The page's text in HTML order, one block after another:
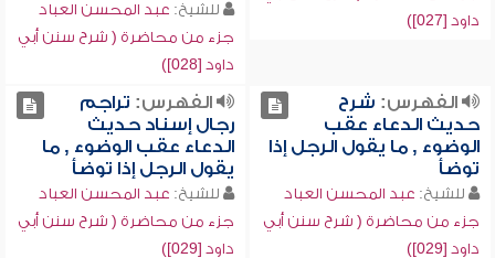
داود [027])
للشيخ: عبد المحسن العباد
جزء من محاضرة ( شرح سنن أبي
داود [028])
الفهرس: شرح
حديث الدعاء عقب
الوضوء , ما يقول الرجل إذا
توضأ
للشيخ: عبد المحسن العباد
جزء من محاضرة ( شرح سنن أبي
داود [029])
الفهرس: تراجم
رجال إسناد حديث
الدعاء عقب الوضوء , ما
يقول الرجل إذا توضأ
للشيخ: عبد المحسن العباد
جزء من محاضرة ( شرح سنن أبي
داود [029])